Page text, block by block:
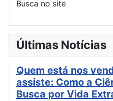
Busca no site
Últimas Notícias
Quem está nos
assiste: Como a
Busca por Vida